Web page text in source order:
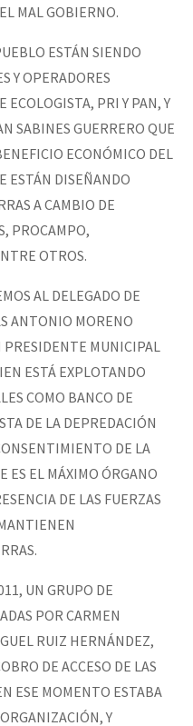
MAL GOBIERNO.
ESTÁN SIENDO
Y OPERADORES
ECOLOGISTA, PRI Y PAN, Y
SABINES GUERRERO QUE
ECONÓMICO DEL
ESTÁN DISEÑANDO
A CAMBIO DE
PROCAMPO,
OTROS.
AL DELEGADO DE
ANTONIO MORENO
MUNICIPAL
ESTÁ EXPLOTANDO
COMO BANCO DE
DE LA DEPREDACIÓN
DE LA
ES EL MÁXIMO ÓRGANO
DE LAS FUERZAS
UN GRUPO DE
POR CARMEN
RUIZ HERNÁNDEZ,
DE ACCESO DE LAS
ESE MOMENTO ESTABA
Y